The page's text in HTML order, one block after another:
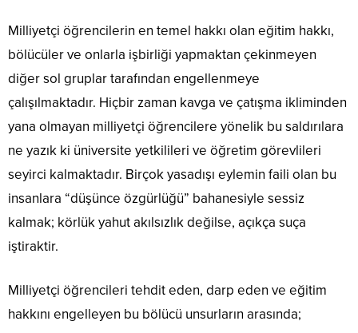
Milliyetçi öğrencilerin en temel hakkı olan eğitim hakkı,
bölücüler ve onlarla işbirliği yapmaktan çekinmeyen
diğer sol gruplar tarafından engellenmeye
çalışılmaktadır. Hiçbir zaman kavga ve çatışma ikliminden
yana olmayan milliyetçi öğrencilere yönelik bu saldırılara
ne yazık ki üniversite yetkilileri ve öğretim görevlileri
seyirci kalmaktadır. Birçok yasadışı eylemin faili olan bu
insanlara “düşünce özgürlüğü” bahanesiyle sessiz
kalmak; körlük yahut akılsızlık değilse, açıkça suça
iştiraktir.
Milliyetçi öğrencileri tehdit eden, darp eden ve eğitim
hakkını engelleyen bu bölücü unsurların arasında;